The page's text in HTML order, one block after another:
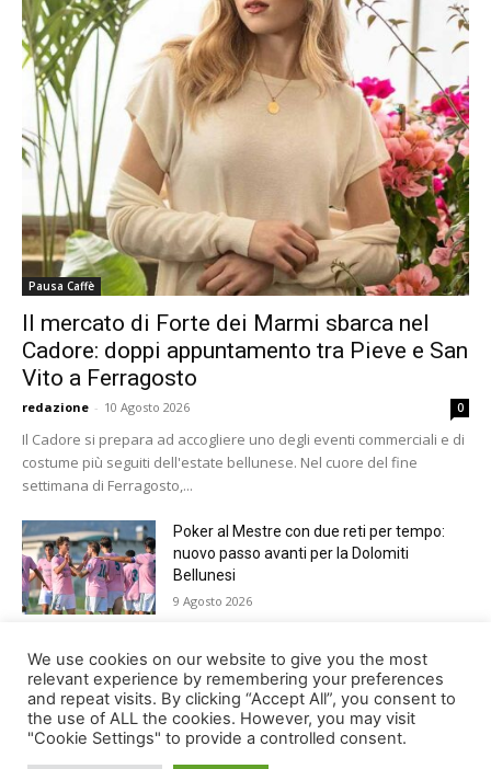
Pausa Caffè
Il mercato di Forte dei Marmi sbarca nel
Cadore: doppi appuntamento tra Pieve e San
Vito a Ferragosto
redazione - 10 Agosto 2026 0
Il Cadore si prepara ad accogliere uno degli eventi commerciali e di
costume più seguiti dell'estate bellunese. Nel cuore del fine
settimana di Ferragosto,...
Poker al Mestre con due reti per tempo:
nuovo passo avanti per la Dolomiti
Bellunesi
9 Agosto 2026
Paracadutismo, Trofeo Città di Belluno.
Germania davanti a tutti nella 37ma
edizione
9 Agosto 2026
We use cookies on our website to give you the most
relevant experience by remembering your preferences
and repeat visits. By clicking “Accept All”, you consent to
the use of ALL the cookies. However, you may visit
"Cookie Settings" to provide a controlled consent.